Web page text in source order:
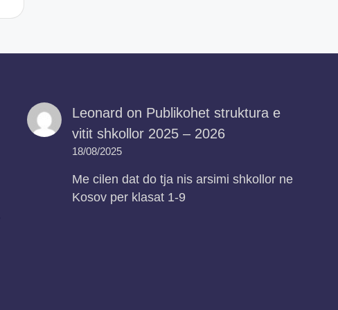
Leonard on Publikohet struktura e
vitit shkollor 2025 – 2026
18/08/2025
Me cilen dat do tja nis arsimi shkollor ne
Kosov per klasat 1-9